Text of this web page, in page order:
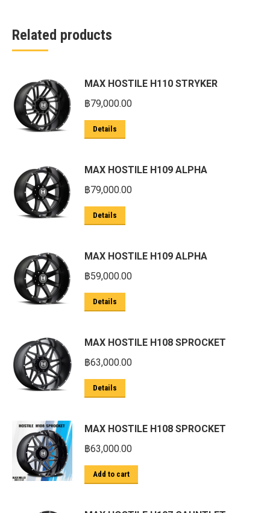
Related products
MAX HOSTILE H110 STRYKER
฿79,000.00
Details
MAX HOSTILE H109 ALPHA
฿79,000.00
Details
MAX HOSTILE H109 ALPHA
฿59,000.00
Details
MAX HOSTILE H108 SPROCKET
฿63,000.00
Details
MAX HOSTILE H108 SPROCKET
฿63,000.00
Add to cart